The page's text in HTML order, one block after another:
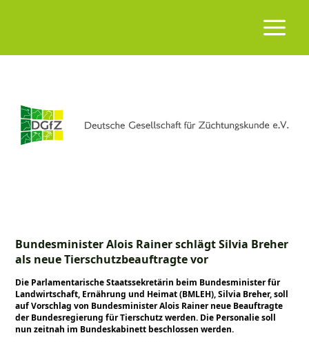
Bundesminister Alois Rainer schlägt Silvia Breher
als neue Tierschutzbeauftragte vor
Die Parlamentarische Staatssekretärin beim Bundesminister für
Landwirtschaft, Ernährung und Heimat (BMLEH), Silvia Breher, soll
auf Vorschlag von Bundesminister Alois Rainer neue Beauftragte
der Bundesregierung für Tierschutz werden. Die Personalie soll
nun zeitnah im Bundeskabinett beschlossen werden.